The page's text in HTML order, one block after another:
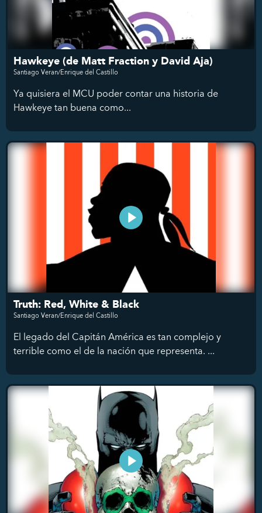
Hawkeye (de Matt Fraction y David Aja)
Santiago Veran/Enrique del Castillo
Ya quisiera el MCU poder contar una historia de
Hawkeye tan buena como...
Truth: Red, White & Black
Santiago Veran/Enrique del Castillo
El legado del Capitán América es tan complejo y
terrible como el de la nación que representa. ...